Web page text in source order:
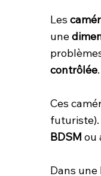
Les
une
contrôlée.
Ces
futuriste).
BDSM ou
Dans une